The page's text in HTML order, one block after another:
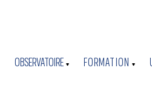
OBSERVATOIRE FORMATION